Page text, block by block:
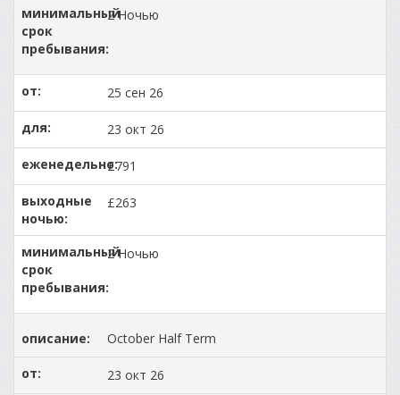
2 Ночью
25 сен 26
23 окт 26
£791
£263
2 Ночью
October Half Term
23 окт 26